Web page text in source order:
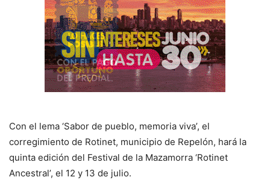
Con el lema ‘Sabor de pueblo, memoria viva’, el
corregimiento de Rotinet, municipio de Repelón, hará la
quinta edición del Festival de la Mazamorra ‘Rotinet
Ancestral’, el 12 y 13 de julio.